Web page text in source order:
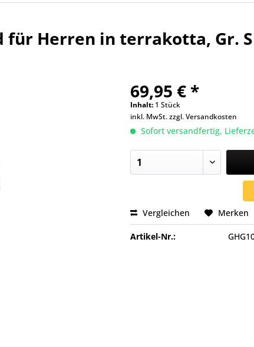
für Herren in terrakotta, Gr. S
69,95 € *
Inhalt: 1 Stück
inkl. MwSt.zzgl. Versandkosten
Sofort versandfertig,
Vergleichen Merken
Artikel-Nr.: